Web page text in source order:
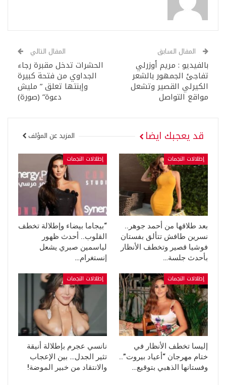
المقال السابق
بالفيديو : مريم أوزرلي
تفاجئ الجمهور بالشعر
الكيرلي القصير وتشعل
مواقع التواصل
المقال التالي
الحشرات تدخل مقبرة رجاء
الجداوي من فتحة كبيرة
وإبنتها تعلق ” مليش
دعوة” (صورة)
قد يعجبك ايضا المزيد عن المؤلف
إطلالات النجمات
بعد طلاقها من أحمد جوهر..
نسرين طافش تتألق بفستان
فوشيا قصير وتخطف الأنظار
بأحدث جلسة…
إطلالات النجمات
“بيجاما بيضاء وإطلالة تخطف
القلوب.. أحدث ظهور
لياسمين صبري يشعل
إنستغرام…
إطلالات النجمات
إليسا تخطف الأنظار في
ختام مهرجان “أعياد بيروت”..
وفستانها الذهبي بتوقيع…
إطلالات النجمات
نانسي عجرم بإطلالة أنيقة
تثير الجدل… بين الإعجاب
والانتقاد من خبير الموضة!